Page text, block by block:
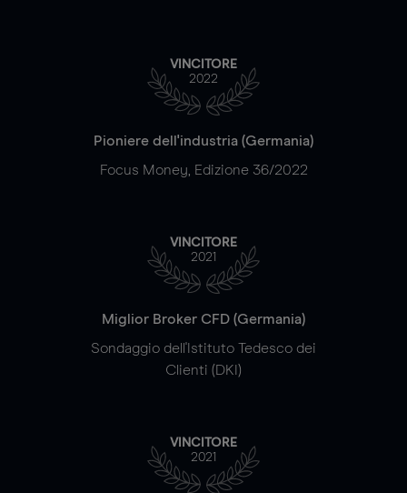
VINCITORE
2022
Pioniere dell'industria (Germania)
Focus Money, Edizione 36/2022
VINCITORE
2021
Miglior Broker CFD (Germania)
Sondaggio dell'Istituto Tedesco dei
Clienti (DKI)
VINCITORE
2021